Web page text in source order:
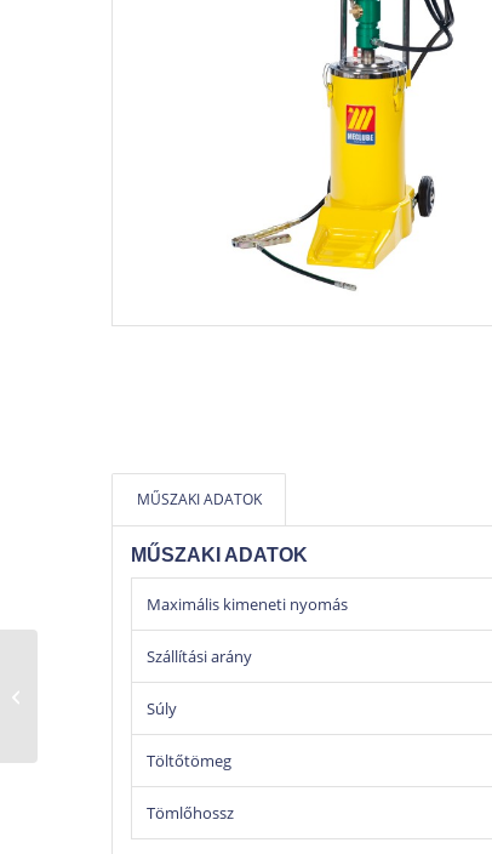
MŰSZAKI ADATOK
MŰSZAKI ADATOK
Maximális kimeneti nyomás
Szállítási arány
Súly
Töltőtömeg
Tömlőhossz
szerelhető zsírzó